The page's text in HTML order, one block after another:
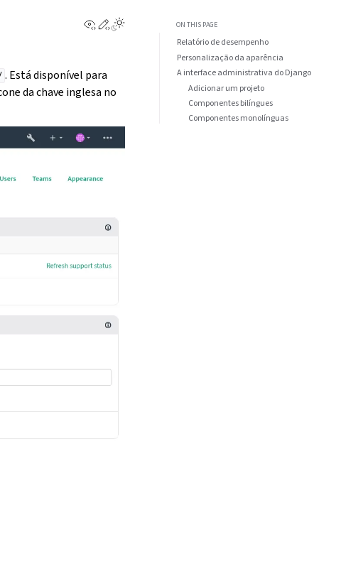
View this page
Edit this page
Toggle Light / Dark / Auto color theme
. Está disponível para
da chave inglesa no
ON THIS PAGE
Relatório de desempenho
Personalização da aparência
A interface administrativa do Django
Adicionar um projeto
Componentes bilíngues
Componentes monolínguas